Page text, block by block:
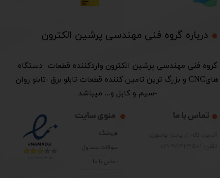
درباره گروه فنی مهندسی پرشین الکترون​​​​​​​
​گروه فنی مهندسی پرشین الکترون واردکننده قطعات دستگاه
هایCNC و بزرگ ترین تامین کننده قطعات تابلو برق -تابلو روان
-سیم و کابل و... میباشد
منوی سایت
فروشگاه
سوالات متداول
تماس با ما
تماس با ما